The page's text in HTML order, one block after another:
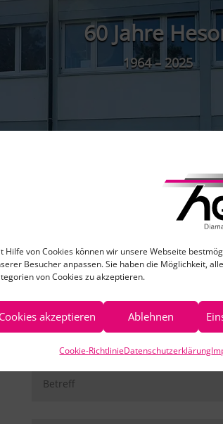
Hilfe von Cookies können wir unsere Webseite
Besucher anpassen. Sie haben die Möglichkeit,
von Cookies zu akzeptieren.
Cookies akzeptieren Ablehnen
Cookie-RichtlinieDatenschutzerklärung
60 Jahre
1964 – 2025
Senden Sie uns eine E-
Sie haben Fragen oder möchten
wir melden uns bei Ihnen zeitnah!